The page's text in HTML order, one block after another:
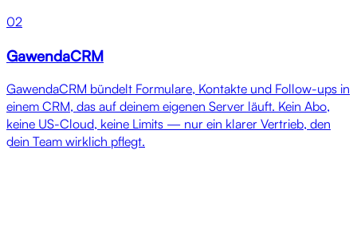
02
GawendaCRM
GawendaCRM bündelt Formulare, Kontakte und Follow-ups in
einem CRM, das auf deinem eigenen Server läuft. Kein Abo,
keine US-Cloud, keine Limits — nur ein klarer Vertrieb, den
dein Team wirklich pflegt.